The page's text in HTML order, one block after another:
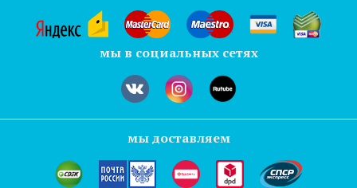
мы в социальных сетях
мы доставляем